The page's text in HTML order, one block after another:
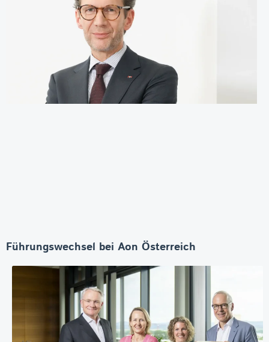
Führungswechsel bei Aon Österreich